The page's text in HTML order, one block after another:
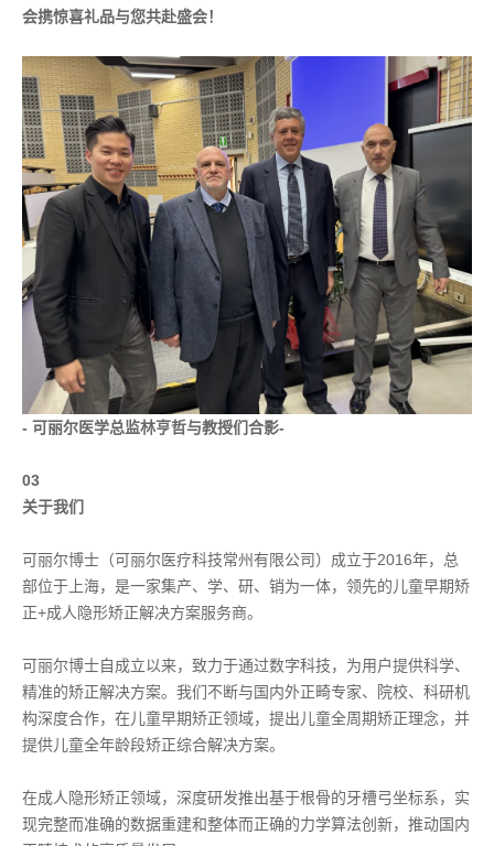
会携惊喜礼品与您共赴盛会！
- 可丽尔医学总监林亨哲与教授们合影-
03
关于我们
可丽尔博士（可丽尔医疗科技常州有限公司）成立于2016年，总
部位于上海，是一家集产、学、研、销为一体，领先的儿童早期矫
正+成人隐形矫正解决方案服务商。
可丽尔博士自成立以来，致力于通过数字科技，为用户提供科学、
精准的矫正解决方案。我们不断与国内外正畸专家、院校、科研机
构深度合作，在儿童早期矫正领域，提出儿童全周期矫正理念，并
提供儿童全年龄段矫正综合解决方案。
在成人隐形矫正领域，深度研发推出基于根骨的牙槽弓坐标系，实
现完整而准确的数据重建和整体而正确的力学算法创新，推动国内